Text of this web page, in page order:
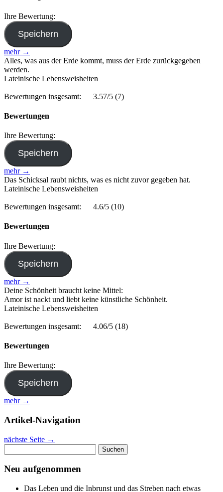
Ihre Bewertung:
mehr →
Alles, was aus der Erde kommt, muss der Erde zurückgegeben
werden.
Lateinische Lebensweisheiten
Bewertungen insgesamt: 3.57/5 (7)
Bewertungen
Ihre Bewertung:
mehr →
Das Schicksal raubt nichts, was es nicht zuvor gegeben hat.
Lateinische Lebensweisheiten
Bewertungen insgesamt: 4.6/5 (10)
Bewertungen
Ihre Bewertung:
mehr →
Deine Schönheit braucht keine Mittel:
Amor ist nackt und liebt keine künstliche Schönheit.
Lateinische Lebensweisheiten
Bewertungen insgesamt: 4.06/5 (18)
Bewertungen
Ihre Bewertung:
mehr →
Artikel-Navigation
nächste Seite →
nach:
Neu aufgenommen
Das Leben und die Inbrunst und das Streben nach etwas